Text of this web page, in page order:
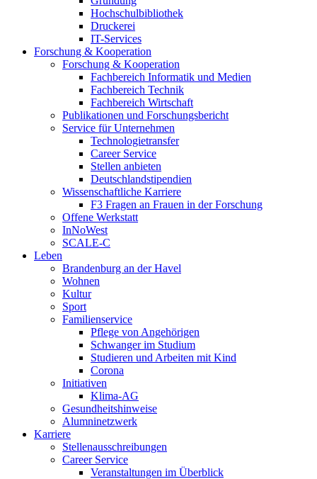
Hochschulbibliothek
Druckerei
IT-Services
Forschung & Kooperation
Forschung & Kooperation
Fachbereich Informatik und Medien
Fachbereich Technik
Fachbereich Wirtschaft
Publikationen und Forschungsbericht
Service für Unternehmen
Technologietransfer
Career Service
Stellen anbieten
Deutschlandstipendien
Wissenschaftliche Karriere
F3 Fragen an Frauen in der Forschung
Offene Werkstatt
InNoWest
SCALE-C
Leben
Brandenburg an der Havel
Wohnen
Kultur
Sport
Familienservice
Pflege von Angehörigen
Schwanger im Studium
Studieren und Arbeiten mit Kind
Corona
Initiativen
Klima-AG
Gesundheitshinweise
Alumninetzwerk
Karriere
Stellenausschreibungen
Career Service
Veranstaltungen im Überblick